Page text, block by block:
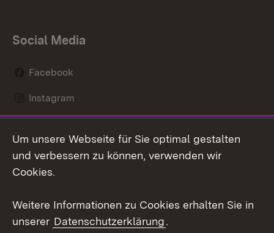
Social Media
Facebook
Instagram
Mastodon
Youtube
Kontakt
Datenschutz
Um unsere Webseite für Sie optimal gestalten
und verbessern zu können, verwenden wir
Cookies.
Weitere Informationen zu Cookies erhalten Sie in
unserer Datenschutzerklärung.